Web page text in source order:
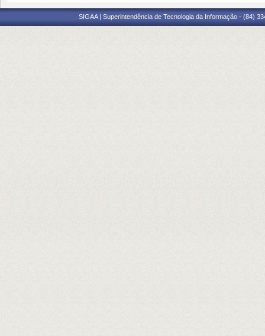
SIGAA | Superintendência de Tecnologia da Informação - (84)